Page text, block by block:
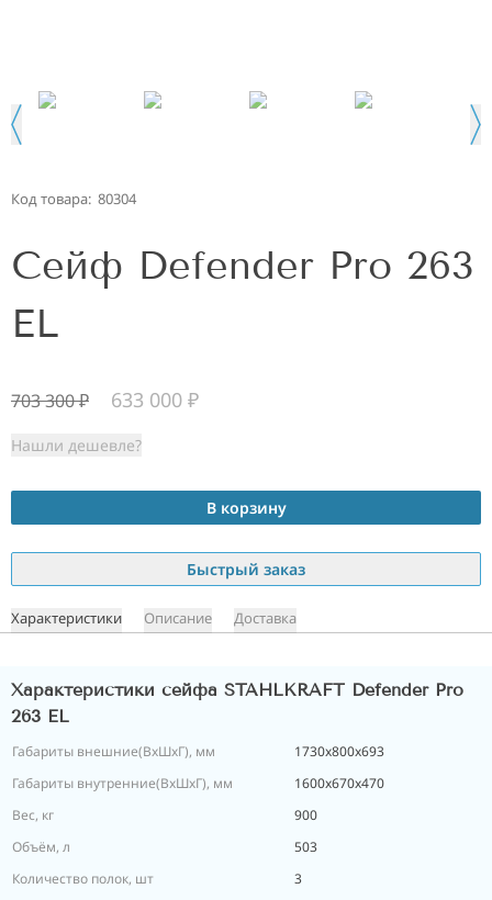
Код товара: 80304
Сейф Defender Pro 263
EL
703 300₽ 633 000 ₽
Нашли дешевле?
В корзину
Быстрый заказ
Характеристики Описание Доставка
Характеристики сейфа STAHLKRAFT Defender Pro
263 EL
Габариты внешние(ВхШхГ), мм
1730х800х693
Габариты внутренние(ВхШхГ), мм
1600х670х470
Вес, кг
900
Объём, л
503
Количество полок, шт
3